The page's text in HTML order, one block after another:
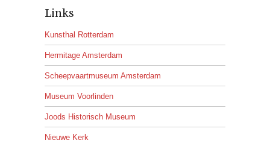
Links
Kunsthal Rotterdam
Hermitage Amsterdam
Scheepvaartmuseum Amsterdam
Museum Voorlinden
Joods Historisch Museum
Nieuwe Kerk